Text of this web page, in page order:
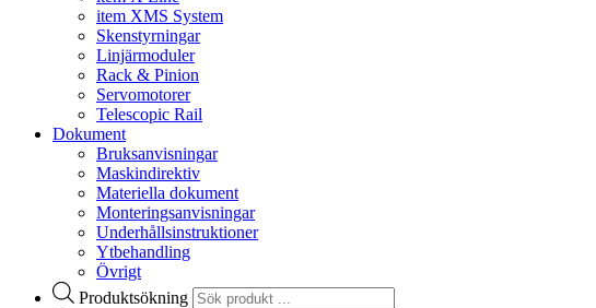
item XMS System
Skenstyrningar
Linjärmoduler
Rack & Pinion
Servomotorer
Telescopic Rail
Dokument
Bruksanvisningar
Maskindirektiv
Materiella dokument
Monteringsanvisningar
Underhållsinstruktioner
Ytbehandling
Övrigt
Produktsökning